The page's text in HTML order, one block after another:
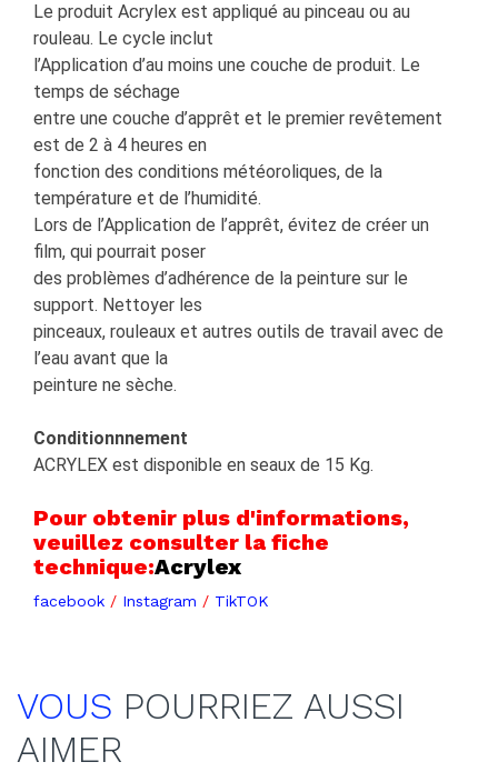
Le produit Acrylex est appliqué au pinceau ou au
rouleau. Le cycle inclut
l’Application d’au moins une couche de produit. Le
temps de séchage
entre une couche d’apprêt et le premier revêtement
est de 2 à 4 heures en
fonction des conditions météoroliques, de la
température et de l’humidité.
Lors de l’Application de l’apprêt, évitez de créer un
film, qui pourrait poser
des problèmes d’adhérence de la peinture sur le
support. Nettoyer les
pinceaux, rouleaux et autres outils de travail avec de
l’eau avant que la
peinture ne sèche.
Conditionnnement
ACRYLEX est disponible en seaux de 15 Kg.
Pour obtenir plus d'informations,
veuillez consulter la fiche
technique:Acrylex
facebook / Instagram / TikTOK
VOUS POURRIEZ AUSSI
AIMER